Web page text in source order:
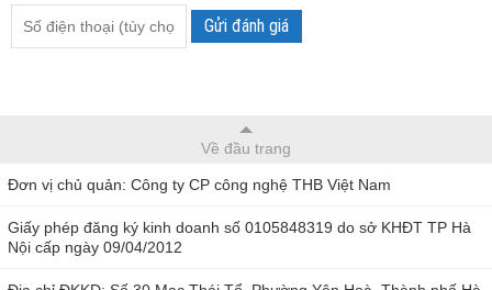
Tính năng của bộ ghi độ ẩm, nhiệt độ Extech RH520A
Trên màn hình còn hiển thị tỷ lệ phần trăm của bộ nhớ
Gửi đánh giá
Về đầu trang
Đơn vị chủ quản: Công ty CP công nghệ THB Việt Nam
Giấy phép đăng ký kinh doanh số 0105848319 do sở KHĐT TP Hà
Nội cấp ngày 09/04/2012